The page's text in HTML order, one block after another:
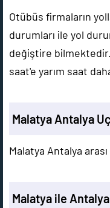
Otübüs firmaların
durumları ile yol
değiştire
saat'e yarım saat
Malatya Antalya
Malatya Antalya arası
Malatya ile